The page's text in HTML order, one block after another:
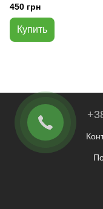
см
450 грн
Купить